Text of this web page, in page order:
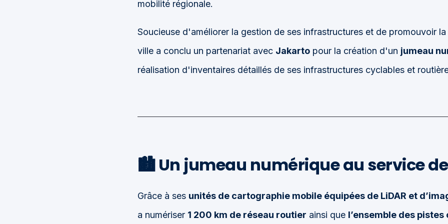
mobilité régionale.
Soucieuse d'améliorer la gestion de ses infrastructures et de promouvoir
ville a conclu un partenariat avec Jakartopour la création d'un jumeau
réalisation d'inventaires détaillés de ses infrastructures cyclables et
🏙️Un jumeau numérique au service
Grâce à ses unités de cartographie mobile équipées de LiDAR et
a numériser 1 200 km de réseau routier ainsi que l’ensemble des